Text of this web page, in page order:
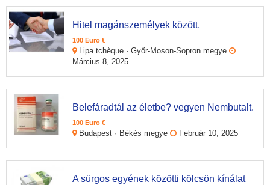
Hitel magánszemélyek között,
100 Euro €
Lipa tchèque · Győr-Moson-Sopron megye
Március 8, 2025
Belefáradtál az életbe? vegyen Nembutalt.
100 Euro €
Budapest · Békés megye Február 10, 2025
A sürgos egyének közötti kölcsön kínálat